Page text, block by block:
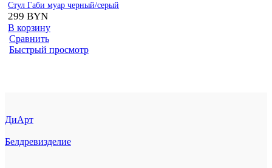
Стул Габи муар черный/серый
299 BYN
В корзину
Сравнить
Быстрый просмотр
ДиАрт
Белдревизделие